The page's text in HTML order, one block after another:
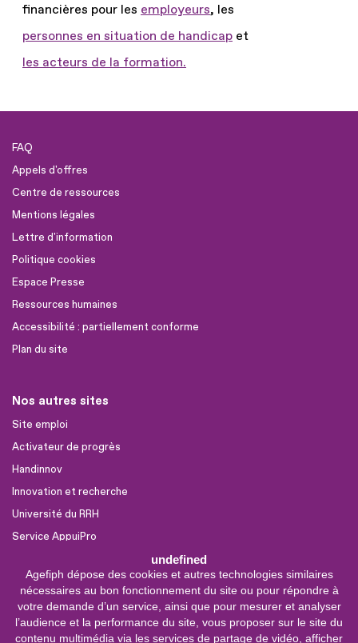
undefined
Agefiph dépose des cookies et autres technologies similaires
nécessaires au bon fonctionnement du site ou pour répondre à
votre demande d’un service, ainsi que pour mesurer et analyser
l’audience et la performance du site, vous proposer sur le site du
contenu multimédia via les services de partage de vidéo, afficher
financières pour les employeurs, les
personnes en situation de handicap et
les acteurs de la formation.
FAQ
Appels d'offres
Centre de ressources
Mentions légales
Lettre d'information
Politique cookies
Espace Presse
Ressources humaines
Accessibilité : partiellement conforme
Plan du site
Nos autres sites
Site emploi
Activateur de progrès
Handinnov
Innovation et recherche
Université du RRH
Service AppuiPro
Nous suivre
Youtube
Linkedin